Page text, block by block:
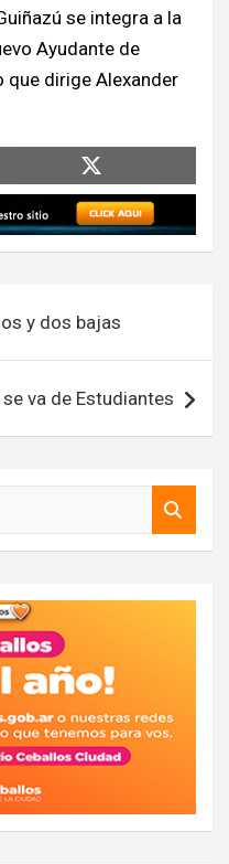
se integra a la
Ayudante de
que dirige Alexander
y dos bajas
va de Estudiantes